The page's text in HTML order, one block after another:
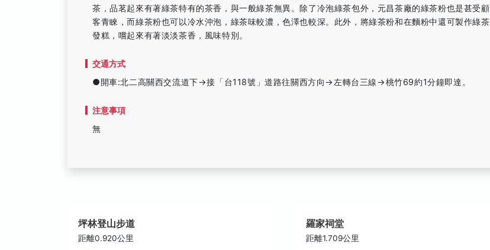
茶，品茗起來有著綠茶特有的茶香，與一般綠茶無異。除了冷泡綠茶包外，元昌茶廠的綠茶粉也是甚受顧
客青睞，而綠茶粉也可以冷水沖泡，綠茶味較濃，色澤也較深。此外，將綠茶粉和在麵粉中還可製作綠茶
發糕，嚐起來有著淡淡茶香，風味特別。
交通方式
●開車:北二高關西交流道下→接「台118號」道路往關西方向→左轉台三線→桃竹69約1分鐘即達。
注意事項
無
坪林登山步道
距離0.920公里
羅家祠堂
距離1.709公里